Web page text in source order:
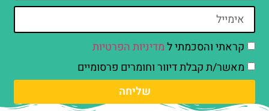
קראתי והסכמתי למדיניות הפרטיות
מאשר/ת קבלת דיוור וחומרים פרסומיים
שליחה